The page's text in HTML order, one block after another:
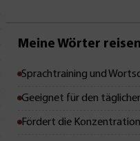
Mit Leseprobe!
Meine Wörter reisen
Sprachtraining und
Geeignet für den
Fördert die